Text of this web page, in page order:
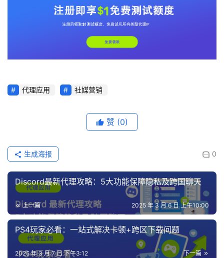
代理应用 社媒营销
赞 (0)
0
生成海报
Discord最新代理攻略：5大功能保障隐私及跨国聊天
上一篇 2025 年 3 月 6 日 上午10:00
PS4玩家必看：一站式解决卡顿+跨区下载问题
下一篇
2025 年 3 月 7 日 下午3:12